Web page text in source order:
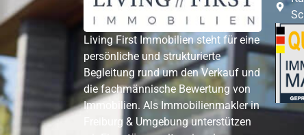
Living First Immobilien steht für eine
persönliche und strukturierte
Begleitung rund um den Verkauf und
die fachmännische Bewertung von
Immobilien. Als Immobilienmakler in
Freiburg & Umgebung unterstützen